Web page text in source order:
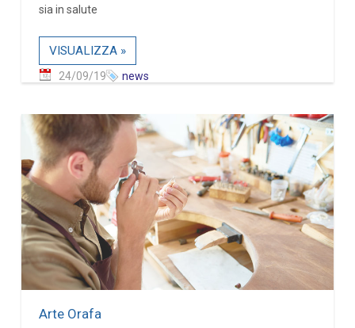
sia in salute
VISUALIZZA »
24/09/19 news
Arte Orafa